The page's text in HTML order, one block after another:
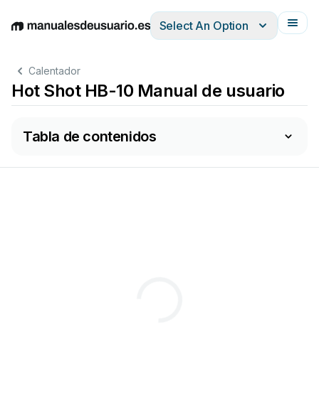
EnglishDeutschEspañolItalianoFrançais
Select An Option
Calentador
Hot Shot HB-10 Manual de usuario
Tabla de contenidos